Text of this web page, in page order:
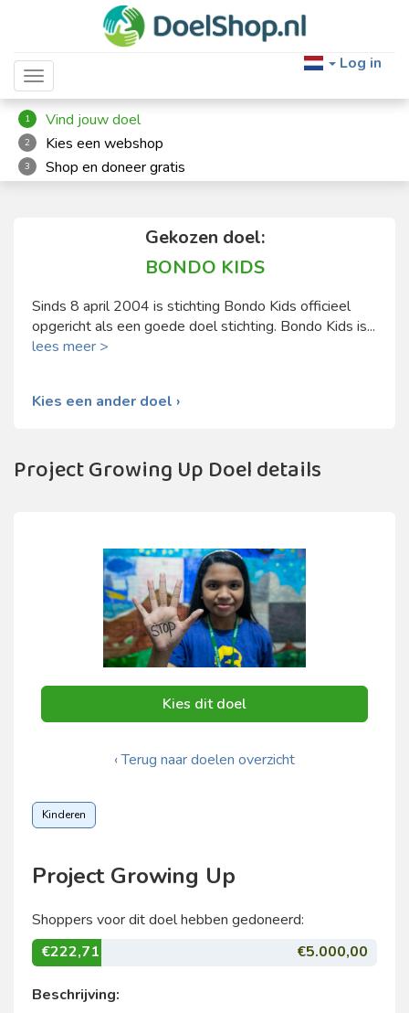
Toggle navigation
Log in
1 Vind jouw doel
2 Kies een webshop
3 Shop en doneer gratis
Gekozen doel:
BONDO KIDS
Sinds 8 april 2004 is stichting Bondo Kids officieel
opgericht als een goede doel stichting. Bondo Kids is...
lees meer >
Kies een ander doel ›
Project Growing Up Doel details
Kies dit doel
‹ Terug naar doelen overzicht
Kinderen
Project Growing Up
Shoppers voor dit doel hebben gedoneerd:
€222,71
€5.000,00
Beschrijving: